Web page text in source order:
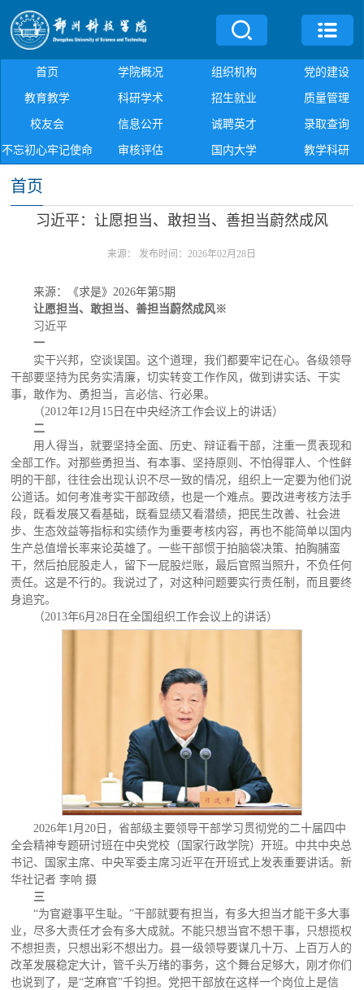
首页 学院概况 组织机构 党的建设
教育教学 科研学术 招生就业 质量管理
校友会 信息公开 诚聘英才 录取查询
不忘初心牢记使命 审核评估 国内大学 教学科研
首页
习近平：让愿担当、敢担当、善担当蔚然成风
来源： 发布时间：2026年02月28日
来源：《求是》2026年第5期
让愿担当、敢担当、善担当蔚然成风※
习近平
一
实干兴邦，空谈误国。这个道理，我们都要牢记在心。各级领导
干部要坚持为民务实清廉，切实转变工作作风，做到讲实话、干实
事，敢作为、勇担当，言必信、行必果。
（2012年12月15日在中央经济工作会议上的讲话）
二
用人得当，就要坚持全面、历史、辩证看干部，注重一贯表现和
全部工作。对那些勇担当、有本事、坚持原则、不怕得罪人、个性鲜
明的干部，往往会出现认识不尽一致的情况，组织上一定要为他们说
公道话。如何考准考实干部政绩，也是一个难点。要改进考核方法手
段，既看发展又看基础，既看显绩又看潜绩，把民生改善、社会进
步、生态效益等指标和实绩作为重要考核内容，再也不能简单以国内
生产总值增长率来论英雄了。一些干部惯于拍脑袋决策、拍胸脯蛮
干，然后拍屁股走人，留下一屁股烂账，最后官照当照升，不负任何
责任。这是不行的。我说过了，对这种问题要实行责任制，而且要终
身追究。
（2013年6月28日在全国组织工作会议上的讲话）
2026年1月20日，省部级主要领导干部学习贯彻党的二十届四中
全会精神专题研讨班在中央党校（国家行政学院）开班。中共中央总
书记、国家主席、中央军委主席习近平在开班式上发表重要讲话。新
华社记者 李响 摄
三
“为官避事平生耻。”干部就要有担当，有多大担当才能干多大事
业，尽多大责任才会有多大成就。不能只想当官不想干事，只想揽权
不想担责，只想出彩不想出力。县一级领导要谋几十万、上百万人的
改革发展稳定大计，管千头万绪的事务，这个舞台足够大，刚才你们
也说到了，是“芝麻官”千钧担。党把干部放在这样一个岗位上是信